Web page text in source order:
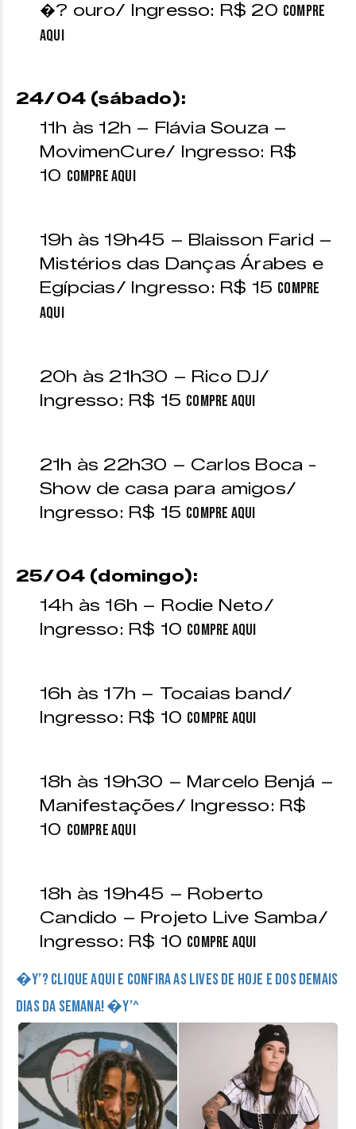
�? ouro/ Ingresso: R$ 20 Compre
aqui
24/04 (sábado):
11h às 12h – Flávia Souza –
MovimenCure/ Ingresso: R$
10 Compre aqui
19h às 19h45 – Blaisson Farid –
Mistérios das Danças Árabes e
Egípcias/ Ingresso: R$ 15 Compre
aqui
20h às 21h30 – Rico DJ/
Ingresso: R$ 15 Compre aqui
21h às 22h30 – Carlos Boca -
Show de casa para amigos/
Ingresso: R$ 15 Compre aqui
25/04 (domingo):
14h às 16h – Rodie Neto/
Ingresso: R$ 10 Compre aqui
16h às 17h – Tocaias band/
Ingresso: R$ 10 Compre aqui
18h às 19h30 – Marcelo Benjá –
Manifestações/ Ingresso: R$
10 Compre aqui
18h às 19h45 – Roberto
Candido – Projeto Live Samba/
Ingresso: R$ 10 Compre aqui
�Y’? CLIQUE AQUI E CONFIRA AS LIVES DE HOJE E DOS DEMAIS
DIAS DA SEMANA! �Y’^